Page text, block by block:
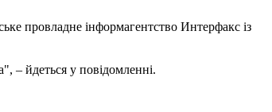
провладне інформагентство Интерфакс із
– йдеться у повідомленні.